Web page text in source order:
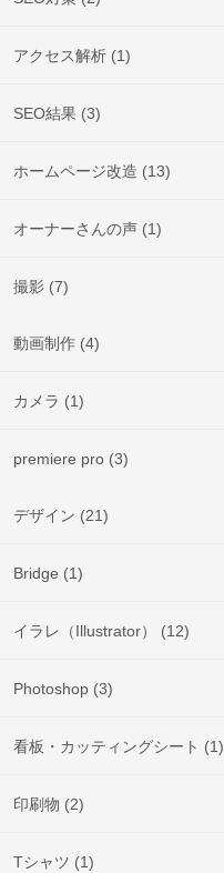
アクセス解析 (1)
SEO結果 (3)
ホームページ改造 (13)
オーナーさんの声 (1)
撮影 (7)
動画制作 (4)
カメラ (1)
premiere pro (3)
デザイン (21)
Bridge (1)
イラレ（Illustrator） (12)
Photoshop (3)
看板・カッティングシート (1)
印刷物 (2)
Tシャツ (1)